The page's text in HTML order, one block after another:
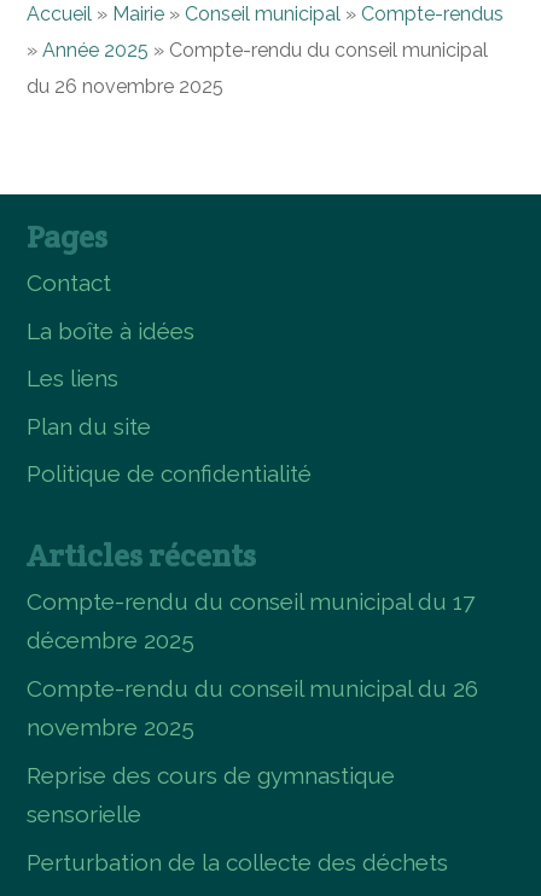
Accueil » Mairie » Conseil municipal » Compte-rendus
»Année 2025 » Compte-rendu du conseil municipal
du 26 novembre 2025
Pages
Contact
La boîte à idées
Les liens
Plan du site
Politique de confidentialité
Articles récents
Compte-rendu du conseil municipal du 17
décembre 2025
Compte-rendu du conseil municipal du 26
novembre 2025
Reprise des cours de gymnastique
sensorielle
Perturbation de la collecte des déchets